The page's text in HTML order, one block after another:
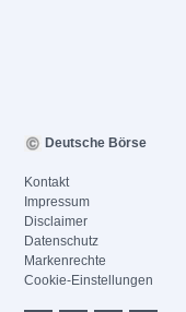
Deutsche Börse
Kontakt
Impressum
Disclaimer
Datenschutz
Markenrechte
Cookie-Einstellungen